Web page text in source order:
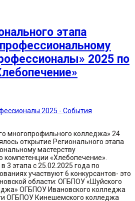
этапа
2025 по
2025 - События
многопрофильного колледжа» 24
открытие Регионального этапа
мастерству
компетенции «Хлебопечение».
3 этапа с 25.02.2025 года по
участвуют 6 конкурсантов- это
области: ОГБПОУ «Шуйского
ОГБПОУ Ивановского колледжа
ОГБПОУ Кинешемского колледжа